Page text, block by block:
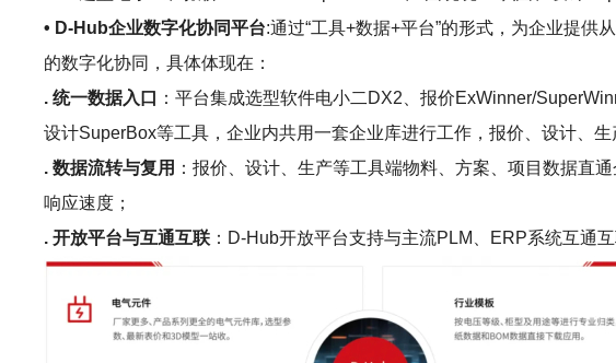
• D-Hub企业数字化协同平台:通过“工具+数据+平台”的形式，为企业提
的数字化协同，具体体现在：
. 统一数据入口
：平台集成选型软件电小二DX2、报价ExWinner/
设计SuperBox等工具，企业内共用一套企业库进行工作，报价、设计、
. 数据流转与复用 ：报价、设计、生产等工具端物料、方案、项目数据直
响应速度；
. 开放平台与互通互联 ：D-Hub开放平台支持与主流PLM、ERP系统互通